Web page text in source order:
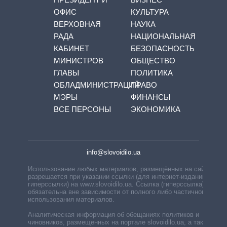
ОФИС
ВЕРХОВНАЯ
РАДА
КАБИНЕТ
МИНИСТРОВ
ГЛАВЫ
ОБЛАДМИНИСТРАЦИЙ
МЭРЫ
ВСЕ ПЕРСОНЫ
КУЛЬТУРА
НАУКА
НАЦИОНАЛЬНАЯ
БЕЗОПАСНОСТЬ
ОБЩЕСТВО
ПОЛИТИКА
ПРАВО
ФИНАНСЫ
ЭКОНОМИКА
info@slovoidilo.ua
Использование любых материалов, размещённых на сайте,
разрешается при указании ссылки (для интернет-изданий —
гиперссылки) на www.slovoidilo.ua. Ссылка (гиперссылка)
обязательна вне зависимости от полного либо частичного
использования материалов.
Аналитическая информация об обещаниях политиков и
чиновников, размещенных на портале slovoidilo.ua, а также